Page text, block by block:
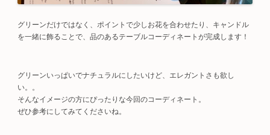
グリーンだけではなく、ポイントで少しお花を合わせたり、キャンドル
を一緒に飾ることで、品のあるテーブルコーディネートが完成します！
グリーンいっぱいでナチュラルにしたいけど、エレガントさも欲し
い。。
そんなイメージの方にぴったりな今回のコーディネート。
ぜひ参考にしてみてくださいね。